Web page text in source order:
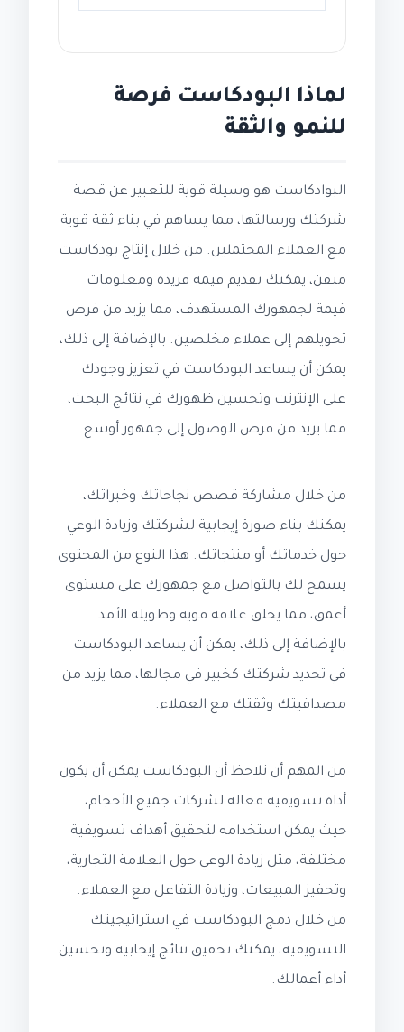
لماذا البودكاست فرصة
للنمو والثقة
البوادكاست هو وسيلة قوية للتعبير عن قصة
شركتك ورسالتها، مما يساهم في بناء ثقة قوية
مع العملاء المحتملين. من خلال إنتاج بودكاست
متقن، يمكنك تقديم قيمة فريدة ومعلومات
قيمة لجمهورك المستهدف، مما يزيد من فرص
تحويلهم إلى عملاء مخلصين. بالإضافة إلى ذلك،
يمكن أن يساعد البودكاست في تعزيز وجودك
على الإنترنت وتحسين ظهورك في نتائج البحث،
مما يزيد من فرص الوصول إلى جمهور أوسع.
من خلال مشاركة قصص نجاحاتك وخبراتك،
يمكنك بناء صورة إيجابية لشركتك وزيادة الوعي
حول خدماتك أو منتجاتك. هذا النوع من المحتوى
يسمح لك بالتواصل مع جمهورك على مستوى
أعمق، مما يخلق علاقة قوية وطويلة الأمد.
بالإضافة إلى ذلك، يمكن أن يساعد البودكاست
في تحديد شركتك كخبير في مجالها، مما يزيد من
مصداقيتك وثقتك مع العملاء.
من المهم أن نلاحظ أن البودكاست يمكن أن يكون
أداة تسويقية فعالة لشركات جميع الأحجام،
حيث يمكن استخدامه لتحقيق أهداف تسويقية
مختلفة، مثل زيادة الوعي حول العلامة التجارية،
وتحفيز المبيعات، وزيادة التفاعل مع العملاء.
من خلال دمج البودكاست في استراتيجيتك
التسويقية، يمكنك تحقيق نتائج إيجابية وتحسين
أداء أعمالك.